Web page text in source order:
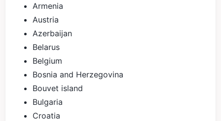
Armenia
Austria
Azerbaijan
Belarus
Belgium
Bosnia and Herzegovina
Bouvet island
Bulgaria
Croatia